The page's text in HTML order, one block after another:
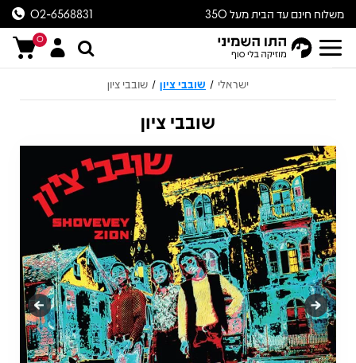
משלוח חינם עד הבית מעל 350
ש״ח
02-6568831
0
ישראלי / שובבי ציון / שובבי ציון
שובבי ציון